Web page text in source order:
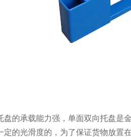
盘的承载能力强，单面双向托盘是
定的光滑度的，为了保证货物放置